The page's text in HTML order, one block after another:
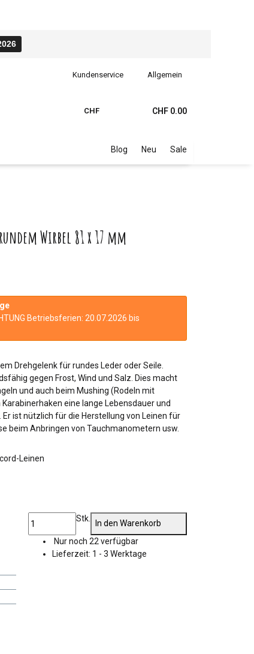
Kundenservice Allgemein
CHF CHF 0.00
Blog Neu Sale
Wirbel 81 x 17 mm
Betriebsferien: 20.07.2026 bis
Drehgelenk für rundes Leder oder Seile.
gegen Frost, Wind und Salz. Dies macht
und auch beim Mushing (Rodeln mit
eine lange Lebensdauer und
ist nützlich für die Herstellung von Leinen für
beim Anbringen von Tauchmanometern usw.
Leinen
Stk.
In den Warenkorb
Nur noch 22 verfügbar
Lieferzeit: 1 - 3 Werktage